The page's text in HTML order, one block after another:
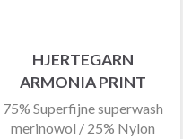
HJERTEGARN
ARMONIA PRINT
75% Superfijne superwash
merinowol / 25% Nylon